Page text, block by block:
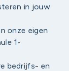
in jouw
onze eigen
1-
bedrijfs- en